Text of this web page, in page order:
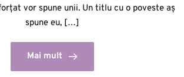
vor spune unii. Un titlu cu o poveste aș
spune eu, […]
Mai mult